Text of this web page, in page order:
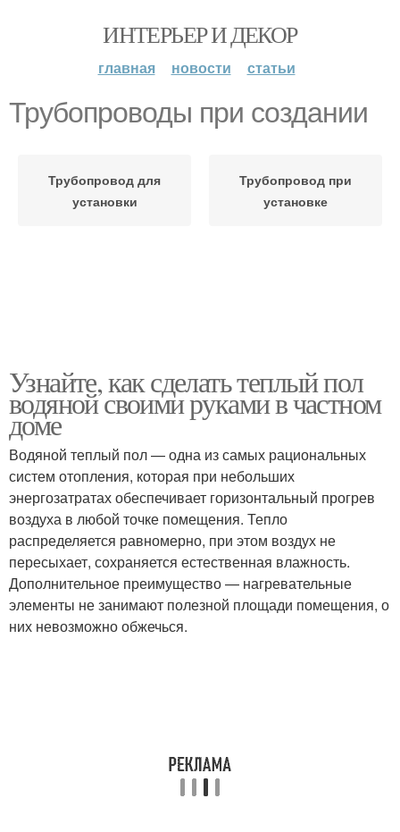
ИНТЕРЬЕР И ДЕКОР
главная новости статьи
Трубопроводы при создании
Трубопровод для
установки
Трубопровод при
установке
Узнайте, как сделать теплый пол
водяной своими руками в частном
доме
Водяной теплый пол — одна из самых рациональных
систем отопления, которая при небольших
энергозатратах обеспечивает горизонтальный прогрев
воздуха в любой точке помещения. Тепло
распределяется равномерно, при этом воздух не
пересыхает, сохраняется естественная влажность.
Дополнительное преимущество — нагревательные
элементы не занимают полезной площади помещения, о
них невозможно обжечься.